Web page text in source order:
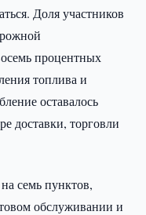
Доля участников
процентных
топлива и
оставалось
доставки, торговли
семь пунктов,
обслуживании и